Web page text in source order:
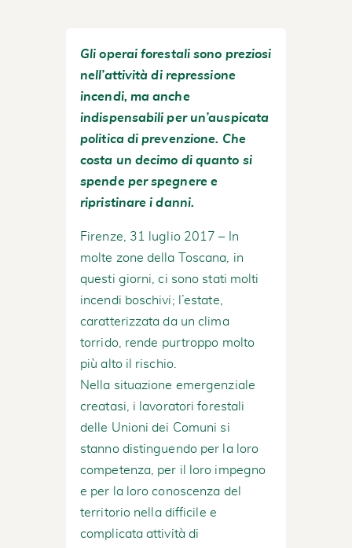
Gli operai forestali sono preziosi
nell’attività di repressione
incendi, ma anche
indispensabili per un’auspicata
politica di prevenzione. Che
costa un decimo di quanto si
spende per spegnere e
ripristinare i danni.
Firenze, 31 luglio 2017 – In
molte zone della Toscana, in
questi giorni, ci sono stati molti
incendi boschivi; l’estate,
caratterizzata da un clima
torrido, rende purtroppo molto
più alto il rischio.
Nella situazione emergenziale
creatasi, i lavoratori forestali
delle Unioni dei Comuni si
stanno distinguendo per la loro
competenza, per il loro impegno
e per la loro conoscenza del
territorio nella difficile e
complicata attività di